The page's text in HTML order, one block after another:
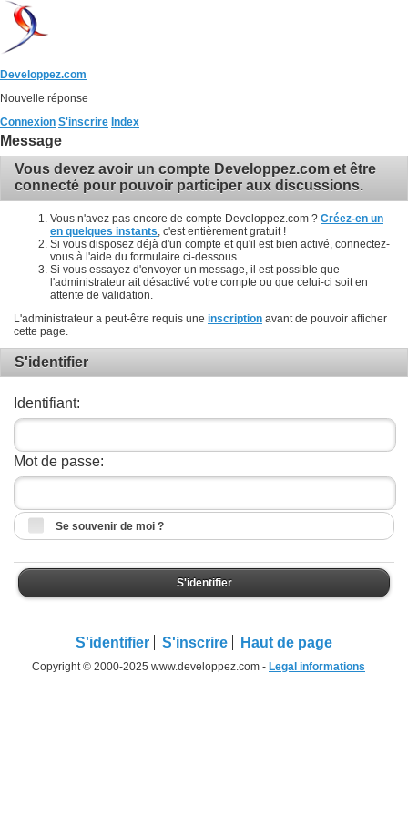
Developpez.com
Nouvelle réponse
Connexion S'inscrire Index
Message
Vous devez avoir un compte Developpez.com et être
connecté pour pouvoir participer aux discussions.
Vous n'avez pas encore de compte Developpez.com ? Créez-en un
en quelques instants , c'est entièrement gratuit !
Si vous disposez déjà d'un compte et qu'il est bien activé, connectez-
vous à l'aide du formulaire ci-dessous.
Si vous essayez d'envoyer un message, il est possible que
l'administrateur ait désactivé votre compte ou que celui-ci soit en
attente de validation.
L'administrateur a peut-être requis une inscription avant de pouvoir afficher
cette page.
S'identifier
Identifiant:
Mot de passe:
Se souvenir de moi ?
S'identifier
S'identifier S'inscrire Haut de page
Copyright © 2000-2025 www.developpez.com - Legal informations